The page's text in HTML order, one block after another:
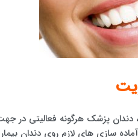
دندان پزشک هرگونه فعالیتی در
آماده سازی های لازم روی دندان